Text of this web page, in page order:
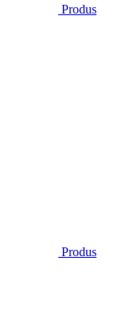
Produs
Produs